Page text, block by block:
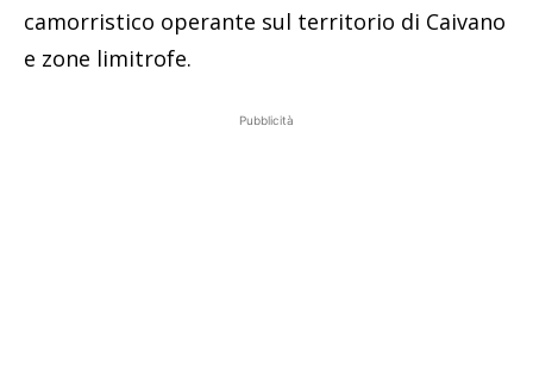
camorristico operante sul territorio di Caivano
e zone limitrofe.
Pubblicità